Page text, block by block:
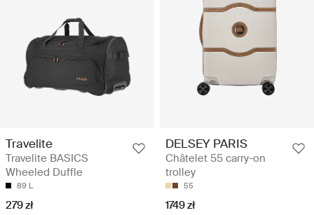
Travelite
Travelite BASICS
Wheeled Duffle
89 L
279 zł
DELSEY PARIS
Châtelet 55 carry-on
trolley
55
1749 zł